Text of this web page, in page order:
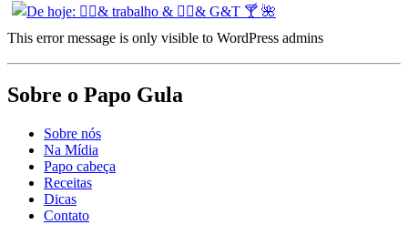
This error message is only visible to WordPress admins
Sobre o Papo Gula
Sobre nós
Na Mídia
Papo cabeça
Receitas
Dicas
Contato